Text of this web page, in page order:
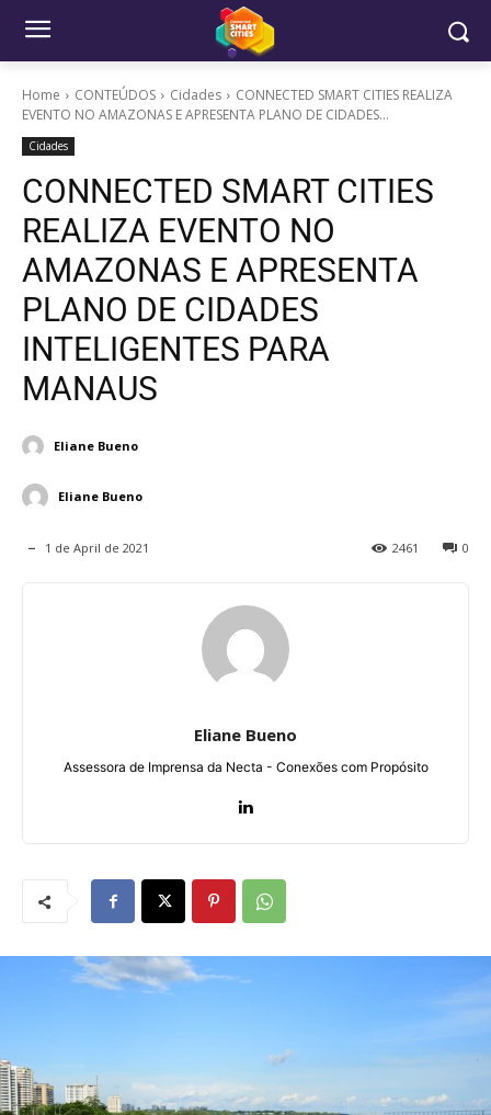
Home CONTEÚDOS Cidades
CONNECTED SMART CITIES REALIZA
EVENTO NO AMAZONAS E APRESENTA PLANO DE CIDADES...
Cidades
CONNECTED SMART CITIES
REALIZA EVENTO NO
AMAZONAS E APRESENTA
PLANO DE CIDADES
INTELIGENTES PARA
MANAUS
Eliane Bueno
Eliane Bueno
1 de April de 2021 0
2461
Eliane Bueno
Assessora de Imprensa da Necta - Conexões com Propósito